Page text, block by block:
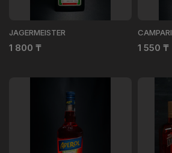
JAGERMEISTER
1 800 ₸
CAMPARI
1 550 ₸